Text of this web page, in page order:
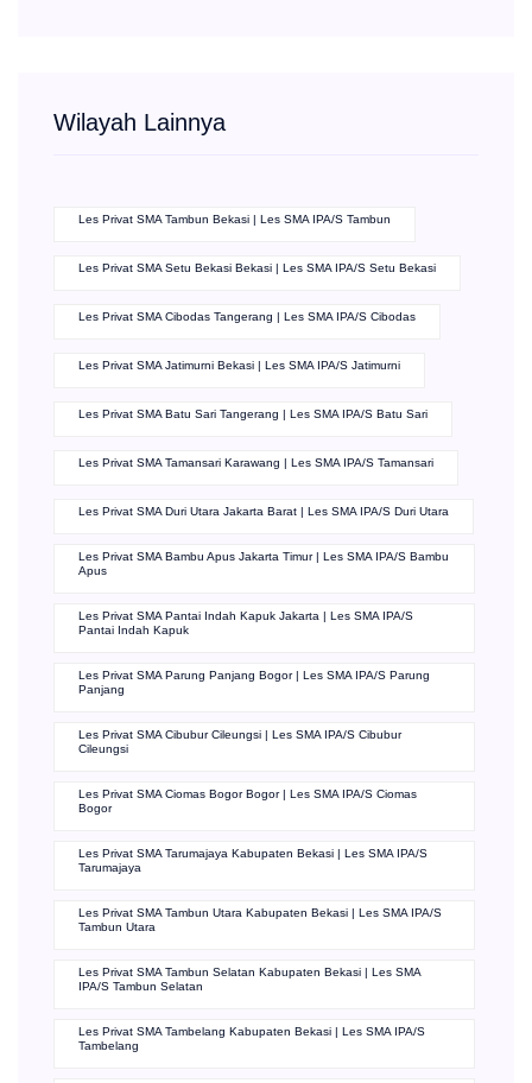
Wilayah Lainnya
Les Privat SMA Tambun Bekasi | Les SMA IPA/S Tambun
Les Privat SMA Setu Bekasi Bekasi | Les SMA IPA/S Setu Bekasi
Les Privat SMA Cibodas Tangerang | Les SMA IPA/S Cibodas
Les Privat SMA Jatimurni Bekasi | Les SMA IPA/S Jatimurni
Les Privat SMA Batu Sari Tangerang | Les SMA IPA/S Batu Sari
Les Privat SMA Tamansari Karawang | Les SMA IPA/S Tamansari
Les Privat SMA Duri Utara Jakarta Barat | Les SMA IPA/S Duri Utara
Les Privat SMA Bambu Apus Jakarta Timur | Les SMA IPA/S Bambu
Apus
Les Privat SMA Pantai Indah Kapuk Jakarta | Les SMA IPA/S
Pantai Indah Kapuk
Les Privat SMA Parung Panjang Bogor | Les SMA IPA/S Parung
Panjang
Les Privat SMA Cibubur Cileungsi | Les SMA IPA/S Cibubur
Cileungsi
Les Privat SMA Ciomas Bogor Bogor | Les SMA IPA/S Ciomas
Bogor
Les Privat SMA Tarumajaya Kabupaten Bekasi | Les SMA IPA/S
Tarumajaya
Les Privat SMA Tambun Utara Kabupaten Bekasi | Les SMA IPA/S
Tambun Utara
Les Privat SMA Tambun Selatan Kabupaten Bekasi | Les SMA
IPA/S Tambun Selatan
Les Privat SMA Tambelang Kabupaten Bekasi | Les SMA IPA/S
Tambelang